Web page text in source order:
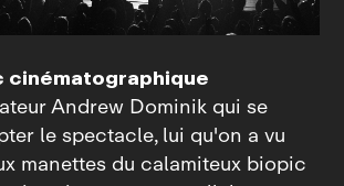
cinématographique
Andrew Dominik qui se
le spectacle, lui qu'on a vu
manettes du calamiteux biopic